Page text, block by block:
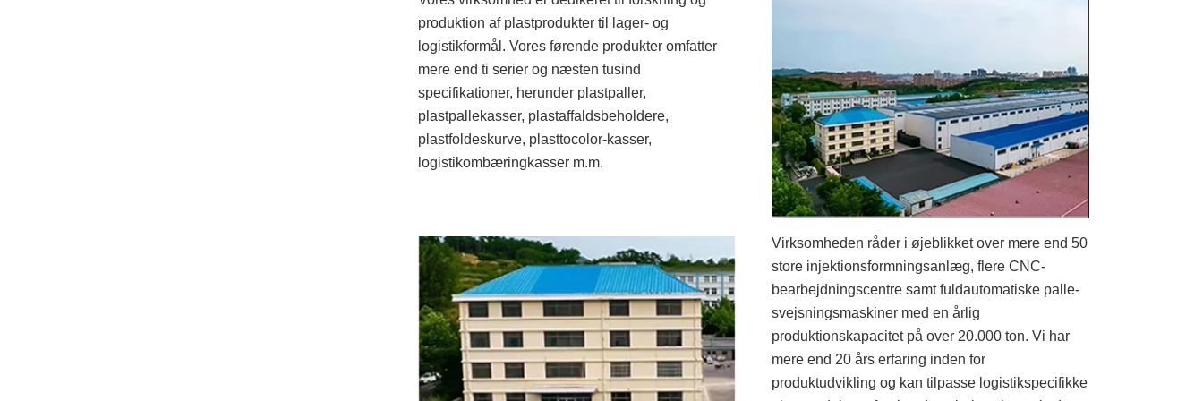
produktion af plastprodukter til lager- og
logistikformål. Vores førende produkter omfatter
mere end ti serier og næsten tusind
specifikationer, herunder plastpaller,
plastpallekasser, plastaffaldsbeholdere,
plastfoldeskurve, plasttocolor-kasser,
logistikombæringkasser m.m.
Virksomheden råder i øjeblikket over mere end 50
store injektionsformningsanlæg, flere CNC-
bearbejdningscentre samt fuldautomatiske palle-
svejsningsmaskiner med en årlig
produktionskapacitet på over 20.000 ton. Vi har
mere end 20 års erfaring inden for
produktudvikling og kan tilpasse logistikspecifikke